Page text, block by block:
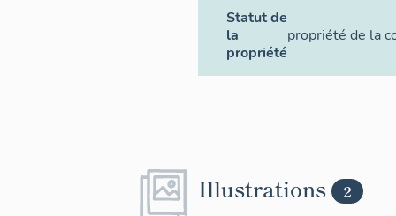
Statut de
la
propriété
propriété de la
Illustrations 2